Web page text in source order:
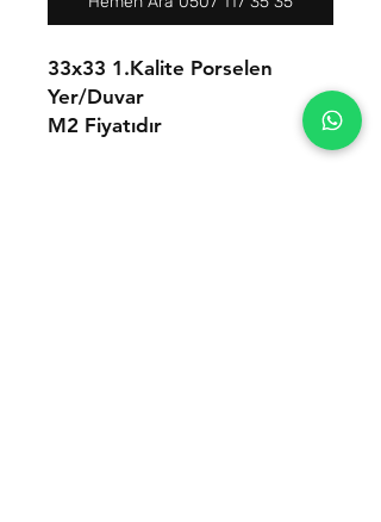
33x33 1.Kalite Porselen
Yer/Duvar
M2 Fiyatıdır